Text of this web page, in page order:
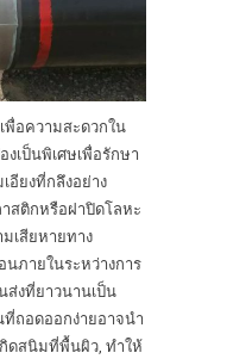
พื่อความสะดวกใน
เป็นพิเศษเพื่อรักษา
อียงที่กลึงอย่าง
สติกหรือฝาปิดโลหะ
เสียหายทาง
นภายในระหว่างการ
ส่งที่ยาวนานเป็น
ที่ถอดออกง่ายอาจนำ
กิดสนิมที่พื้นผิว, ทำให้